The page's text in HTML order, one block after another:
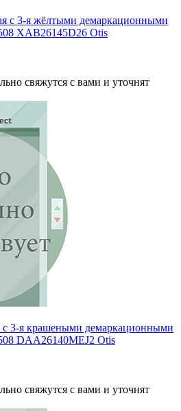
с 3-я жёлтыми демаркационными
XAB26145D26 Otis
свяжутся с вами и уточнят
с 3-я крашеными демаркационными
DАA26140MЕJ2 Otis
свяжутся с вами и уточнят